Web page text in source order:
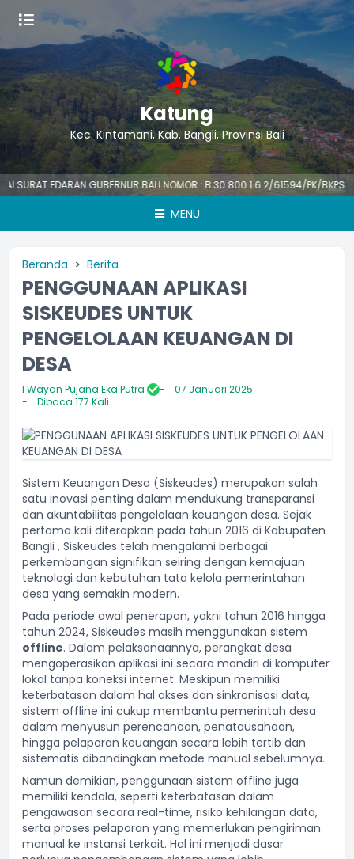
Katung
Kec. Kintamani, Kab. Bangli, Provinsi Bali
EDARAN GUBERNUR BALI NOMOR : B.30.800.1.6.2/61594/PK/BKPSDM
MENU
Beranda Berita
PENGGUNAAN APLIKASI
SISKEUDES UNTUK
PENGELOLAAN KEUANGAN DI
DESA
I Wayan Pujana Eka Putra
07 Januari 2025
Dibaca 177 Kali
Sistem Keuangan Desa (Siskeudes) merupakan salah
satu inovasi penting dalam mendukung transparansi
dan akuntabilitas pengelolaan keuangan desa. Sejak
pertama kali diterapkan pada tahun 2016 di Kabupaten
Bangli , Siskeudes telah mengalami berbagai
perkembangan signifikan seiring dengan kemajuan
teknologi dan kebutuhan tata kelola pemerintahan
desa yang semakin modern.
Pada periode awal penerapan, yakni tahun 2016 hingga
tahun 2024, Siskeudes masih menggunakan sistem
offline. Dalam pelaksanaannya, perangkat desa
mengoperasikan aplikasi ini secara mandiri di komputer
lokal tanpa koneksi internet. Meskipun memiliki
keterbatasan dalam hal akses dan sinkronisasi data,
sistem offline ini cukup membantu pemerintah desa
dalam menyusun perencanaan, penatausahaan,
hingga pelaporan keuangan secara lebih tertib dan
sistematis dibandingkan metode manual sebelumnya.
Namun demikian, penggunaan sistem offline juga
memiliki kendala, seperti keterbatasan dalam
pengawasan secara real-time, risiko kehilangan data,
serta proses pelaporan yang memerlukan pengiriman
manual ke instansi terkait. Hal ini menjadi dasar